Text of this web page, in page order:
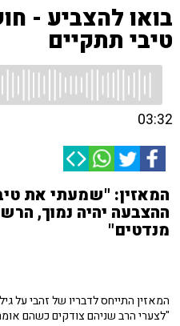
בואו להצביע -
טיבי תתקיים
03:32
המאזין: "שמעתי את
מנדטים"
המאזין התייחס לדבריו של זהבי על
"לצערי הרב שניהם צודקים כשהם